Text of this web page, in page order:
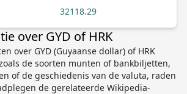
32118.29
over GYD of HRK
over GYD (Guyaanse dollar) of HRK
de soorten munten of bankbiljetten,
of de geschiedenis van de valuta, raden
de gerelateerde Wikipedia-